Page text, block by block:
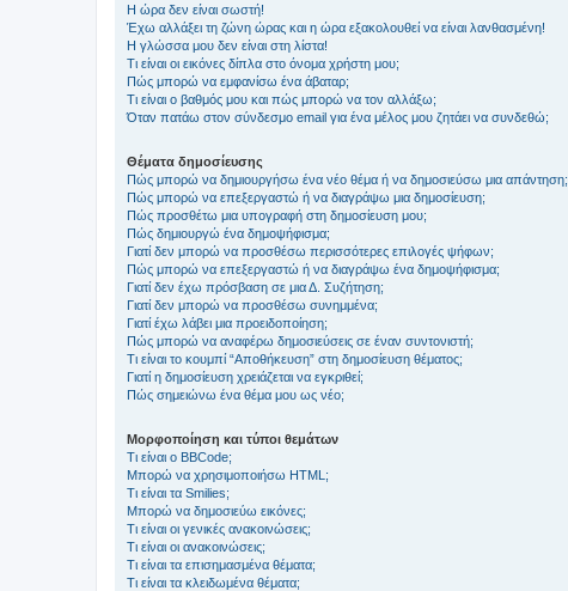
Η ώρα δεν είναι σωστή!
Έχω αλλάξει τη ζώνη ώρας και η ώρα εξακολουθεί να είναι λανθασμένη!
Η γλώσσα μου δεν είναι στη λίστα!
Τι είναι οι εικόνες δίπλα στο όνομα χρήστη μου;
Πώς μπορώ να εμφανίσω ένα άβαταρ;
Τι είναι ο βαθμός μου και πώς μπορώ να τον αλλάξω;
Όταν πατάω στον σύνδεσμο email για ένα μέλος μου ζητάει να συνδεθώ;
Θέματα δημοσίευσης
Πώς μπορώ να δημιουργήσω ένα νέο θέμα ή να δημοσιεύσω μια απάντηση;
Πώς μπορώ να επεξεργαστώ ή να διαγράψω μια δημοσίευση;
Πώς προσθέτω μια υπογραφή στη δημοσίευση μου;
Πώς δημιουργώ ένα δημοψήφισμα;
Γιατί δεν μπορώ να προσθέσω περισσότερες επιλογές ψήφων;
Πώς μπορώ να επεξεργαστώ ή να διαγράψω ένα δημοψήφισμα;
Γιατί δεν έχω πρόσβαση σε μια Δ. Συζήτηση;
Γιατί δεν μπορώ να προσθέσω συνημμένα;
Γιατί έχω λάβει μια προειδοποίηση;
Πώς μπορώ να αναφέρω δημοσιεύσεις σε έναν συντονιστή;
Τι είναι το κουμπί “Αποθήκευση” στη δημοσίευση θέματος;
Γιατί η δημοσίευση χρειάζεται να εγκριθεί;
Πώς σημειώνω ένα θέμα μου ως νέο;
Μορφοποίηση και τύποι θεμάτων
Τι είναι ο BBCode;
Μπορώ να χρησιμοποιήσω HTML;
Τι είναι τα Smilies;
Μπορώ να δημοσιεύω εικόνες;
Τι είναι οι γενικές ανακοινώσεις;
Τι είναι οι ανακοινώσεις;
Τι είναι τα επισημασμένα θέματα;
Τι είναι τα κλειδωμένα θέματα;